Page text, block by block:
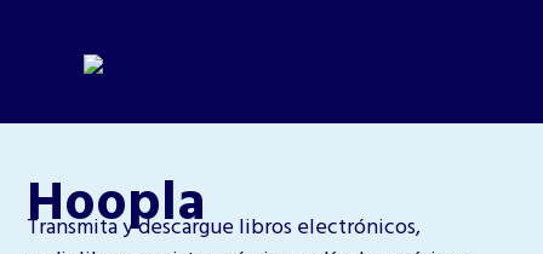
Hoopla
Transmita y descargue libros electrónicos,